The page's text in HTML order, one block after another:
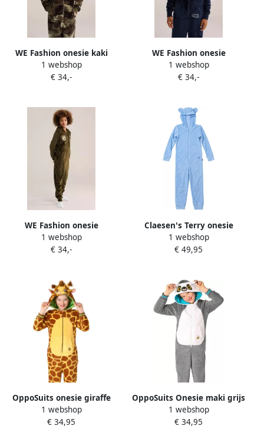
WE Fashion onesie kaki
bruin beige
1 webshop
€ 34,-
WE Fashion onesie
donkerblauw
1 webshop
€ 34,-
WE Fashion onesie
olijfgroen
1 webshop
€ 34,-
Claesen's Terry onesie
Blueberry2609181U-
Blueberry.8
1 webshop
€ 49,95
OppoSuits onesie giraffe
bruin geel
1 webshop
€ 34,95
OppoSuits Onesie maki grijs
wit
1 webshop
€ 34,95